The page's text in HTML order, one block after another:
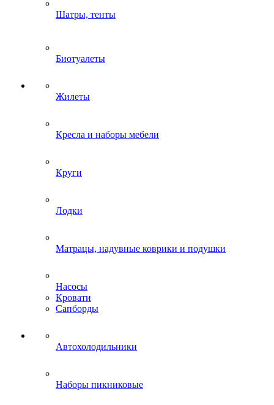
Шатры, тенты
Биотуалеты
Жилеты
Кресла и наборы мебели
Круги
Лодки
Матрацы, надувные коврики и подушки
Насосы
Кровати
Сапборды
Автохолодильники
Наборы пикниковые